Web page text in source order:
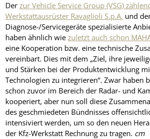
Derzur Vehicle Service Group (VSG)
Werkstattausrüster Ravaglioli S.p.A. und
Diagnose-/Servicegeräte spezialisierte
haben ähnlich wiezuletzt auch schon
eine Kooperation bzw. eine technische
vereinbart. Dies mit dem „Ziel, ihre
und Stärken bei der Produktentwicklung
Technologien zu integrieren“. Zwar haben
schon zuvor im Bereich der Radar- und
kooperiert, aber nun soll diese
des geschmiedeten Bündnisses
intensiviert werden, um so den neuen
der Kfz-Werkstatt Rechnung zu tragen. cm